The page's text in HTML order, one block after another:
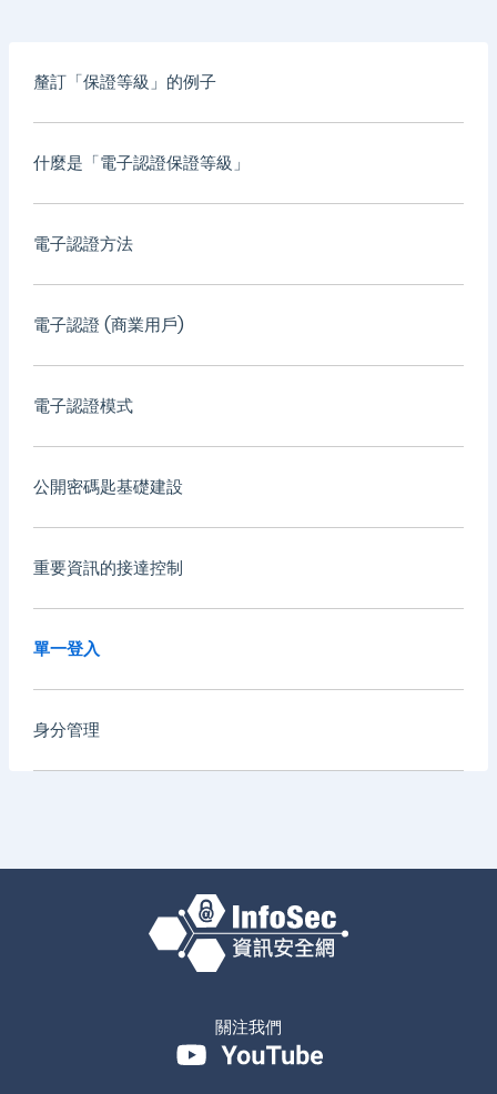
釐訂「保證等級」的例子
什麼是「電子認證保證等級」
電子認證方法
電子認證 (商業用戶)
電子認證模式
公開密碼匙基礎建設
重要資訊的接達控制
單一登入
身分管理
關注我們